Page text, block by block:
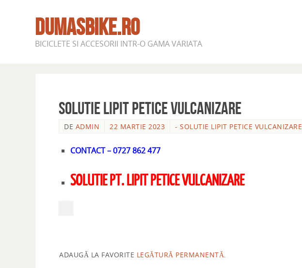
DUMASBIKE.RO
BICICLETE SI ACCESORII INTR-O GAMA VARIATA
SOLUTIE LIPIT PETICE VULCANIZARE
DE ADMIN 22 MARTIE 2023 - SOLUTIE LIPIT PETICE VULCANIZARE
CONTACT – 0727 862 477
SOLUTIE PT. LIPIT PETICE VULCANIZARE
ADAUGĂ LA FAVORITE LEGĂTURĂ PERMANENTĂ